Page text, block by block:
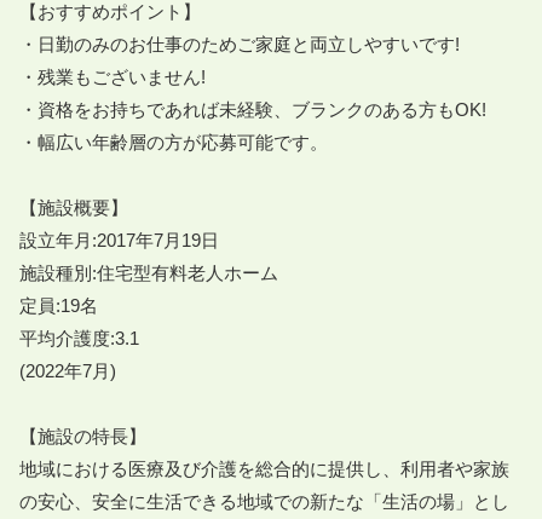
【おすすめポイント】
・日勤のみのお仕事のためご家庭と両立しやすいです!
・残業もございません!
・資格をお持ちであれば未経験、ブランクのある方もOK!
・幅広い年齢層の方が応募可能です。
【施設概要】
設立年月:2017年7月19日
施設種別:住宅型有料老人ホーム
定員:19名
平均介護度:3.1
(2022年7月)
【施設の特長】
地域における医療及び介護を総合的に提供し、利用者や家族
の安心、安全に生活できる地域での新たな「生活の場」とし